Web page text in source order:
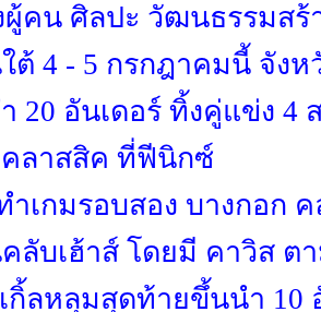
ผู้คน ศิลปะ วัฒนธรรมส
ต้ 4 - 5 กรกฎาคมนี้ จัง
20 อันเดอร์ ทิ้งคู่แข่ง
คลาสสิค ที่ฟีนิกซ์
ำเกมรอบสอง บางกอก
ลับเฮ้าส์ โดยมี คาวิส ต
กิ้ลหลุมสุดท้ายขึ้นนำ 10